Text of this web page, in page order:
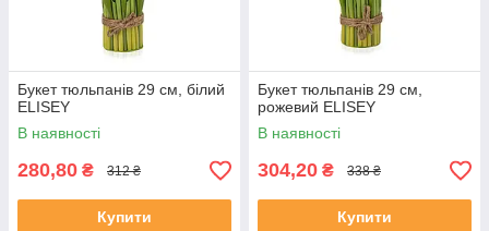
Букет тюльпанів 29 см, білий
ELISEY
В наявності
280,80 ₴ 312 ₴
Купити
Букет тюльпанів 29 см,
рожевий ELISEY
В наявності
304,20 ₴ 338 ₴
Купити